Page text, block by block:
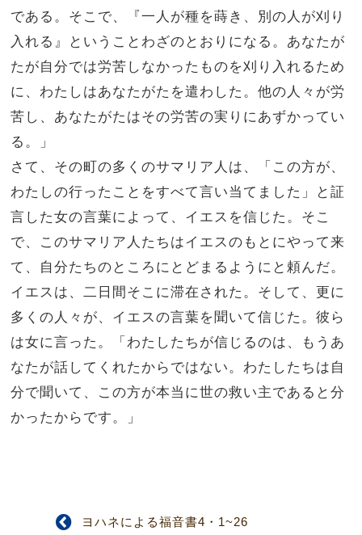
である。 そこで、『一人が種を蒔き、別の人が刈り
入れる』ということわざのとおりになる。 あなたが
たが自分では労苦しなかったものを刈り入れるため
に、わたしはあなたがたを遣わした。他の人々が労
苦し、あなたがたはその労苦の実りにあずかってい
る。」
さて、その町の多くのサマリア人は、「この方が、
わたしの行ったことをすべて言い当てました」と証
言した女の言葉によって、イエスを信じた。 そこ
で、このサマリア人たちはイエスのもとにやって来
て、自分たちのところにとどまるようにと頼んだ。
イエスは、二日間そこに滞在された。 そして、更に
多くの人々が、イエスの言葉を聞いて信じた。彼ら
は女に言った。「わたしたちが信じるのは、もうあ
なたが話してくれたからではない。わたしたちは自
分で聞いて、この方が本当に世の救い主であると分
かったからです。」
ヨハネによる福音書4・1~26